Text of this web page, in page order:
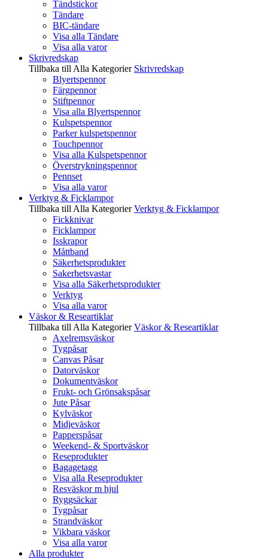
Tändstickor
Tändare
BIC-tändare
Visa alla Tändare
Visa alla varor
Skrivredskap
Tillbaka till Alla Kategorier Skrivredskap
Blyertspennor
Färgpennor
Stiftpennor
Visa alla Blyertspennor
Kulspetspennor
Parker kulspetspennor
Touchpennor
Visa alla Kulspetspennor
Överstrykningspennor
Pennset
Visa alla varor
Verktyg & Ficklampor
Tillbaka till Alla Kategorier Verktyg & Ficklampor
Fickknivar
Ficklampor
Isskrapor
Måttband
Säkerhetsprodukter
Sakerhetsvastar
Visa alla Säkerhetsprodukter
Verktyg
Visa alla varor
Väskor & Researtiklar
Tillbaka till Alla Kategorier Väskor & Researtiklar
Axelremsväskor
Tygpåsar
Canvas Påsar
Datorväskor
Dokumentväskor
Frukt- och Grönsakspåsar
Jute Påsar
Kylväskor
Midjeväskor
Papperspåsar
Weekend- & Sportväskor
Reseprodukter
Bagagetagg
Visa alla Reseprodukter
Resväskor m hjul
Ryggsäckar
Tygpåsar
Strandväskor
Vikbara väskor
Visa alla varor
Alla produkter